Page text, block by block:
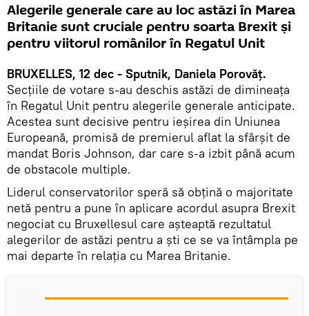
Alegerile generale care au loc astăzi în Marea
Britanie sunt cruciale pentru soarta Brexit și
pentru viitorul românilor în Regatul Unit
BRUXELLES, 12 dec - Sputnik, Daniela Porovăț.
Secţiile de votare s-au deschis astăzi de dimineaţa
în Regatul Unit pentru alegerile generale anticipate.
Acestea sunt decisive pentru ieşirea din Uniunea
Europeană, promisă de premierul aflat la sfârşit de
mandat Boris Johnson, dar care s-a izbit până acum
de obstacole multiple.
Liderul conservatorilor speră să obţină o majoritate
netă pentru a pune în aplicare acordul asupra Brexit
negociat cu Bruxellesul care așteaptă rezultatul
alegerilor de astăzi pentru a ști ce se va întâmpla pe
mai departe în relația cu Marea Britanie.